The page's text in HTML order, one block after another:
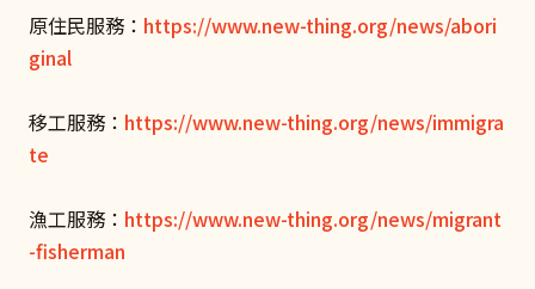
原住民服務： https://www.new-thing.org/news/abori
ginal
移工服務： https://www.new-thing.org/news/immigra
te
漁工服務： https://www.new-thing.org/news/migrant
-fisherman